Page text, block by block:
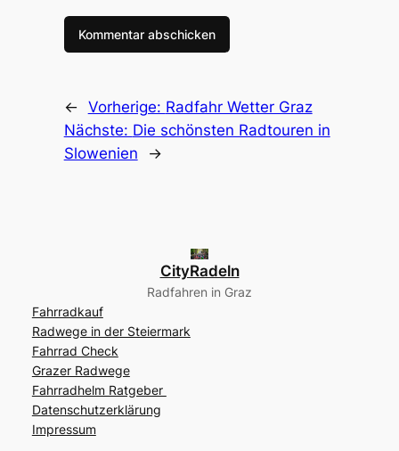
← Vorherige: Radfahr Wetter Graz
Nächste: Die schönsten Radtouren in
Slowenien
→
CityRadeln
Radfahren in Graz
Fahrradkauf
Radwege in der Steiermark
Fahrrad Check
Grazer Radwege
Fahrradhelm Ratgeber
Datenschutzerklärung
Impressum